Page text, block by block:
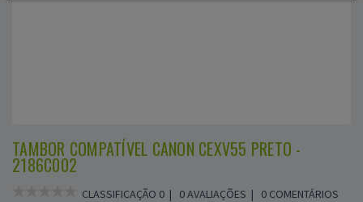
TAMBOR COMPATÍVEL CANON CEXV55 PRETO -
2186C002
CLASSIFICAÇÃO 0 | 0 AVALIAÇÕES | 0 COMENTÁRIOS